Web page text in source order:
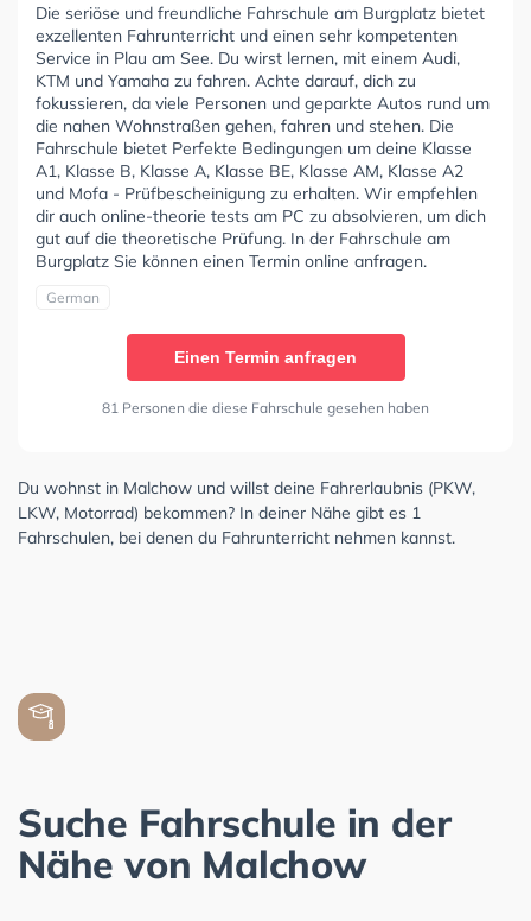
Die seriöse und freundliche Fahrschule am Burgplatz bietet
exzellenten Fahrunterricht und einen sehr kompetenten
Service in Plau am See. Du wirst lernen, mit einem Audi,
KTM und Yamaha zu fahren. Achte darauf, dich zu
fokussieren, da viele Personen und geparkte Autos rund um
die nahen Wohnstraßen gehen, fahren und stehen. Die
Fahrschule bietet Perfekte Bedingungen um deine Klasse
A1, Klasse B, Klasse A, Klasse BE, Klasse AM, Klasse A2
und Mofa - Prüfbescheinigung zu erhalten. Wir empfehlen
dir auch online-theorie tests am PC zu absolvieren, um dich
gut auf die theoretische Prüfung. In der Fahrschule am
Burgplatz Sie können einen Termin online anfragen.
German
Einen Termin anfragen
81 Personen die diese Fahrschule gesehen haben
Du wohnst in Malchow und willst deine Fahrerlaubnis (PKW,
LKW, Motorrad) bekommen? In deiner Nähe gibt es 1
Fahrschulen, bei denen du Fahrunterricht nehmen kannst.
Suche Fahrschule in der
Nähe von Malchow